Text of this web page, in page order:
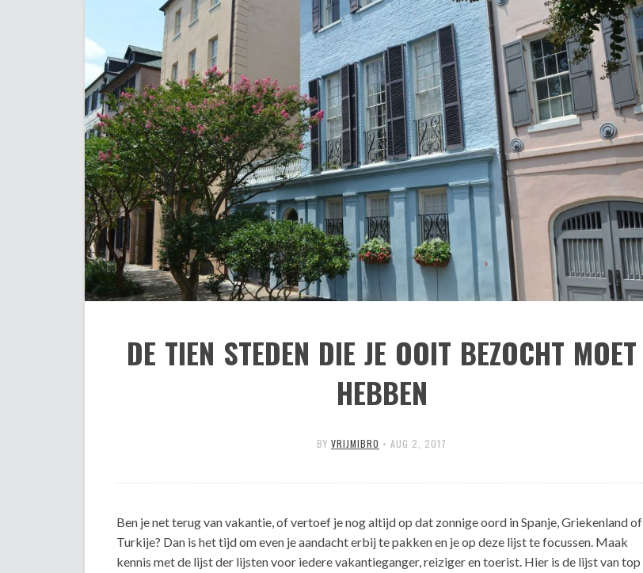
DE TIEN STEDEN DIE JE OOIT BEZOCHT MOET
HEBBEN
BY VRIJMIBRO • AUG 2, 2017
Ben je net terug van vakantie, of vertoef je nog altijd op dat zonnige oord in Spanje, Griekenland of
Turkije? Dan is het tijd om even je aandacht erbij te pakken en je op deze lijst te focussen. Maak
kennis met de lijst der lijsten voor iedere vakantieganger, reiziger en toerist. Hier is de lijst van top